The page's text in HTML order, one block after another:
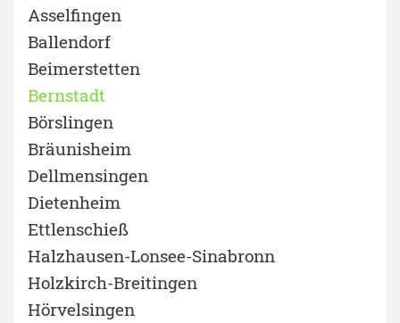
Asselfingen
Ballendorf
Beimerstetten
Bernstadt
Börslingen
Bräunisheim
Dellmensingen
Dietenheim
Ettlenschieß
Halzhausen-Lonsee-Sinabronn
Holzkirch-Breitingen
Hörvelsingen